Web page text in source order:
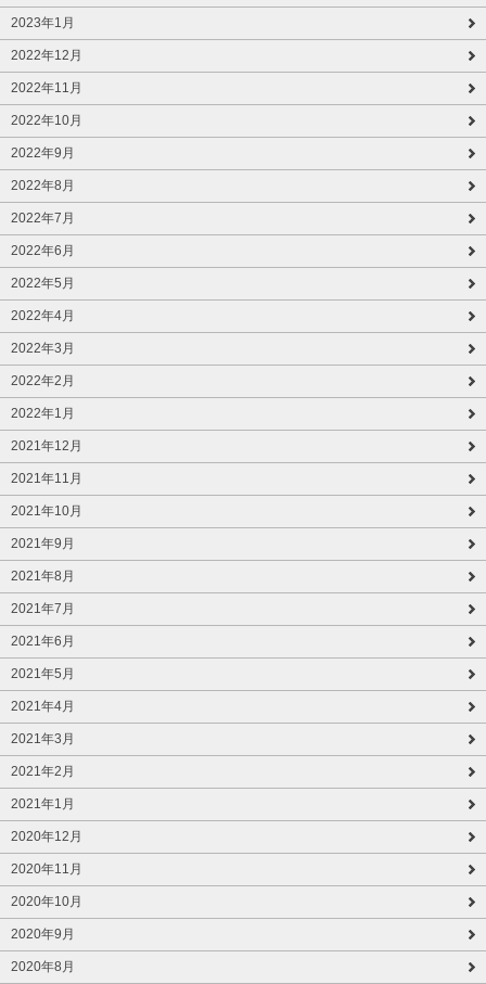
2023年1月
2022年12月
2022年11月
2022年10月
2022年9月
2022年8月
2022年7月
2022年6月
2022年5月
2022年4月
2022年3月
2022年2月
2022年1月
2021年12月
2021年11月
2021年10月
2021年9月
2021年8月
2021年7月
2021年6月
2021年5月
2021年4月
2021年3月
2021年2月
2021年1月
2020年12月
2020年11月
2020年10月
2020年9月
2020年8月